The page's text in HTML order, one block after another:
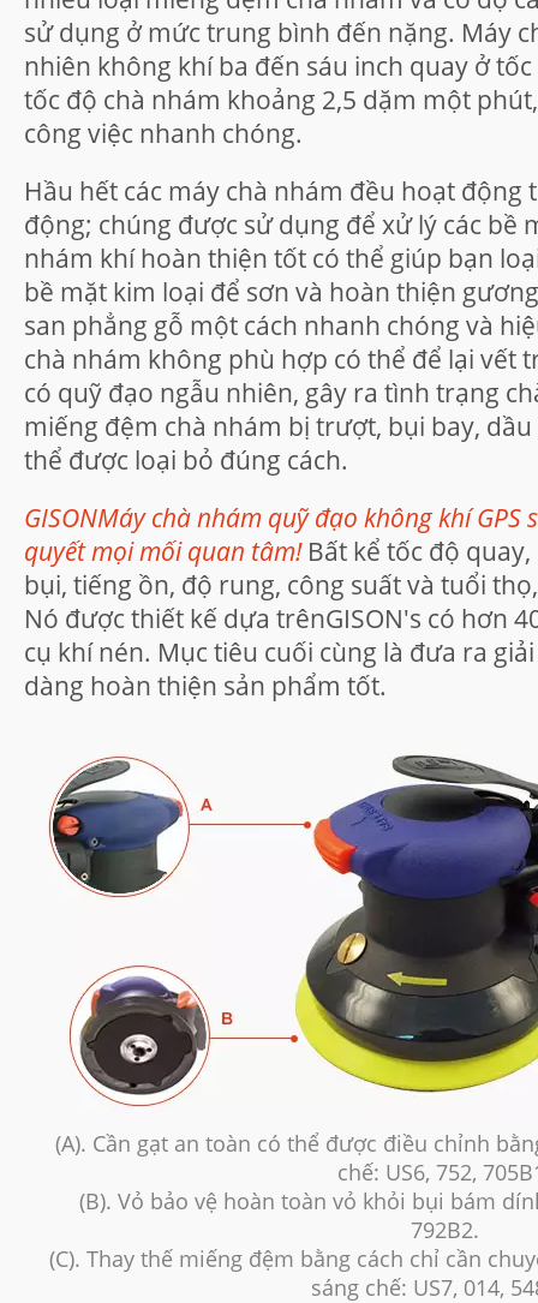
sử dụng ở mức trung bình đến nặng. Máy
nhiên không khí ba đến sáu inch quay ở
tốc độ chà nhám khoảng 2,5 dặm một
công việc nhanh chóng.
Hầu hết các máy chà nhám đều hoạt động
động; chúng được sử dụng để xử lý các bề
nhám khí hoàn thiện tốt có thể giúp bạn
bề mặt kim loại để sơn và hoàn thiện
san phẳng gỗ một cách nhanh chóng và
chà nhám không phù hợp có thể để lại vết
có quỹ đạo ngẫu nhiên, gây ra tình trạng
miếng đệm chà nhám bị trượt, bụi bay,
thể được loại bỏ đúng cách.
GISONMáy chà nhám quỹ đạo không khí GPS
quyết mọi mối quan tâm!Bất kể tốc độ
bụi, tiếng ồn, độ rung, công suất và tuổi
Nó được thiết kế dựa trênGISON's có hơn
cụ khí nén. Mục tiêu cuối cùng là đưa ra
dàng hoàn thiện sản phẩm tốt.
(A). Cần gạt an toàn có thể được điều chỉnh
chế: US6, 752,
(B). Vỏ bảo vệ hoàn toàn vỏ khỏi bụi bám
792B2.
(C). Thay thế miếng đệm bằng cách chỉ cần
sáng chế: US7, 014,